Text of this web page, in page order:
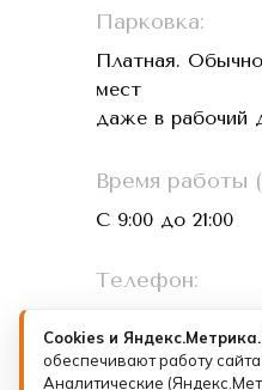
Телефон:
Время работы
Парковка:
С 9:00 до 21:00
Платная.
мест
даже в рабочий
Лицензии и
Cookies и Яндекс.Метрика.
обеспечивают работу
Аналитические